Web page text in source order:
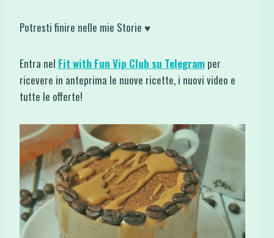
Potresti finire nelle mie Storie ♥
Entra nel Fit with Fun Vip Club su Telegram per
ricevere in anteprima le nuove ricette, i nuovi video e
tutte le offerte!